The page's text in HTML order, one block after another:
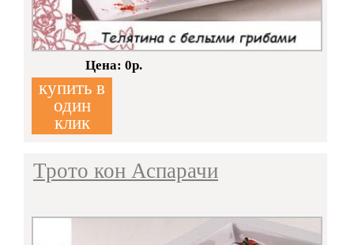
купить в
один
клик
Цена: 0р.
Трото кон Аспарачи